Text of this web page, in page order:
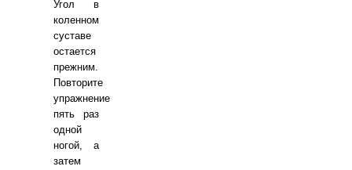
Угол в
коленном
суставе
остается
прежним.
Повторите
упражнение
пять раз
одной
ногой, а
затем